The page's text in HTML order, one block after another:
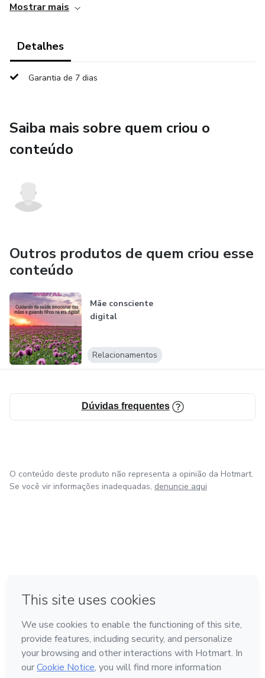
Mostrar mais
Detalhes
Garantia de 7 dias
Saiba mais sobre quem criou o
conteúdo
Outros produtos de quem criou esse
conteúdo
Mãe consciente
digital
Relacionamentos
Dúvidas frequentes
O conteúdo deste produto não representa a opinião da Hotmart.
Se você vir informações inadequadas, denuncie aqui
Feito com ❤ na Cidade do México
Conheça a Hotmart